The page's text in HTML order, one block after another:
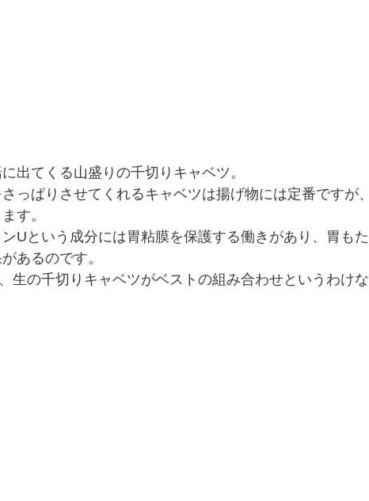
出てくる山盛りの千切りキャベツ。
っぱりさせてくれるキャベツは揚げ物には定番ですが、
す。
Uという成分には胃粘膜を保護する働きがあり、胃もた
あるのです。
生の千切りキャベツがベストの組み合わせというわけな